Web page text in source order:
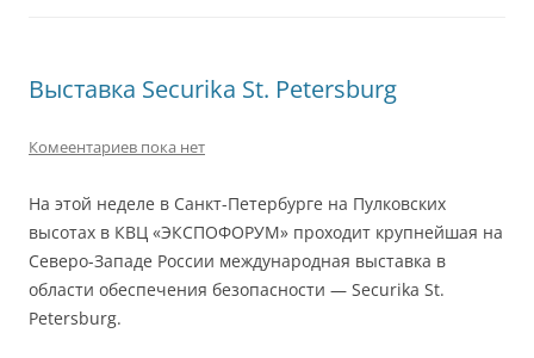
Выставка Securika St. Petersburg
Комеентариев пока нет
На этой неделе в Санкт-Петербурге на Пулковских
высотах в КВЦ «ЭКСПОФОРУМ» проходит крупнейшая на
Северо-Западе России международная выставка в
области обеспечения безопасности — Securika St.
Petersburg.